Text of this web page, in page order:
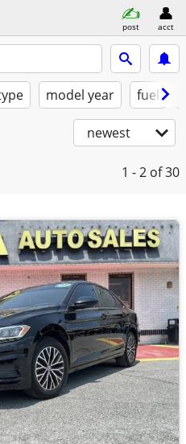
post acct
model year fuel
newest
1 - 2 of 30